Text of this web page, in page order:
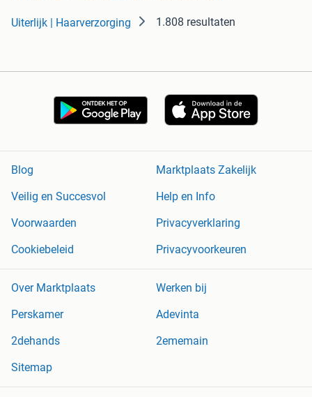
Uiterlijk | Haarverzorging 1.808 resultaten
Blog
Marktplaats Zakelijk
Veilig en Succesvol
Help en Info
Voorwaarden
Privacyverklaring
Cookiebeleid
Privacyvoorkeuren
Over Marktplaats
Werken bij
Perskamer
Adevinta
2dehands
2ememain
Sitemap